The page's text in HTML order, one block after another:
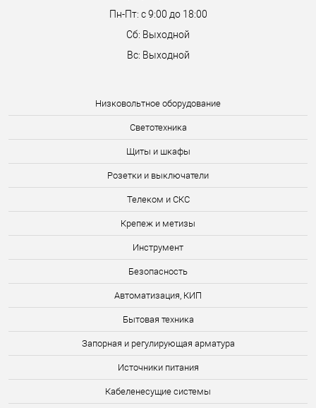
Низковольтное оборудование
Светотехника
Щиты и шкафы
Розетки и выключатели
Телеком и СКС
Крепеж и метизы
Инструмент
Безопасность
Автоматизация, КИП
Бытовая техника
Запорная и регулирующая арматура
Источники питания
Кабеленесущие системы
Пн-Пт: с 9:00 до 18:00
Сб: Выходной
Вс: Выходной